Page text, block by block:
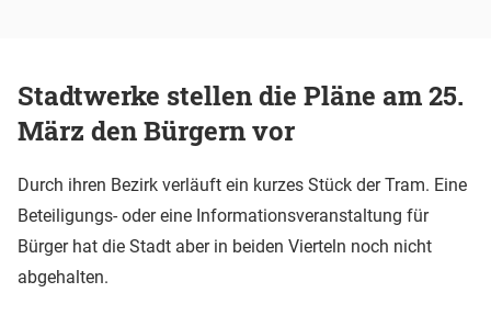
Stadtwerke stellen die Pläne am 25.
März den Bürgern vor
Durch ihren Bezirk verläuft ein kurzes Stück der Tram. Eine
Beteiligungs- oder eine Informationsveranstaltung für
Bürger hat die Stadt aber in beiden Vierteln noch nicht
abgehalten.